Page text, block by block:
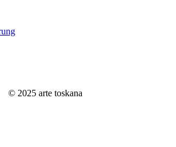
© 2025 arte toskana